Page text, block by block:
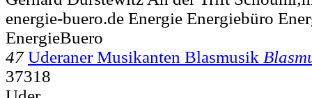
energie-buero.de Energie Energiebüro
EnergieBuero
47 Uderaner Musikanten Blasmusik
37318